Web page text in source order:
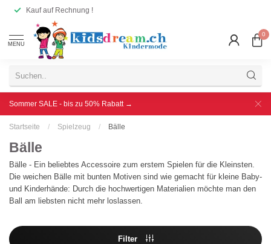
Kauf auf Rechnung !
MENU
0
Sommer SALE - bis zu 50% Rabatt →
Startseite / Spielzeug / Bälle
Bälle
Bälle - Ein beliebtes Accessoire zum erstem Spielen für die Kleinsten.
Die weichen Bälle mit bunten Motiven sind wie gemacht für kleine Baby-
und Kinderhände: Durch die hochwertigen Materialien möchte man den
Ball am liebsten nicht mehr loslassen.
Filter